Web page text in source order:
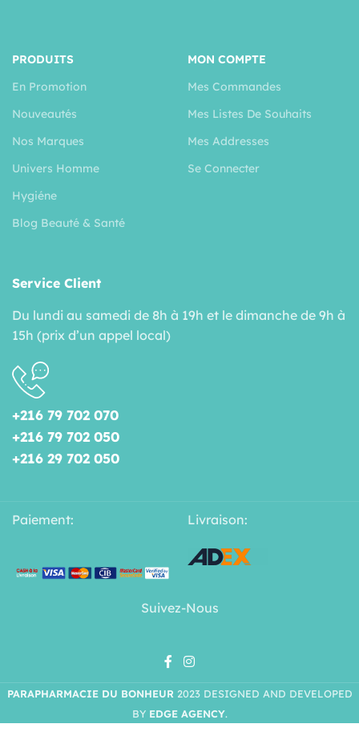
PRODUITS
En Promotion
Nouveautés
Nos Marques
Univers Homme
Hygiéne
Blog Beauté & Santé
MON COMPTE
Mes Commandes
Mes Listes De Souhaits
Mes Addresses
Se Connecter
Service Client
Du lundi au samedi de 8h à 19h et le dimanche de 9h à
15h (prix d’un appel local)
+216 79 702 070
+216 79 702 050
+216 29 702 050
Paiement: Livraison:
Suivez-Nous
PARAPHARMACIE DU BONHEUR 2023 DESIGNED AND DEVELOPED
BY EDGE AGENCY.